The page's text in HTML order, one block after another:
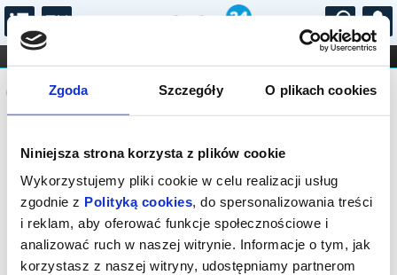
Zgoda Szczegóły O plikach cookies
Niniejsza strona korzysta z plików cookie
Wykorzystujemy pliki cookie w celu realizacji usług
zgodnie z Polityką cookies, do spersonalizowania treści
i reklam, aby oferować funkcje społecznościowe i
analizować ruch w naszej witrynie. Informacje o tym, jak
korzystasz z naszej witryny, udostępniamy partnerom
...
FILHARMONIA OPERA I BALET
STAND-UP
DLA DZIECI
Komunikat
Sprzedaż biletów on-line na wydarzenie
została zakończona.